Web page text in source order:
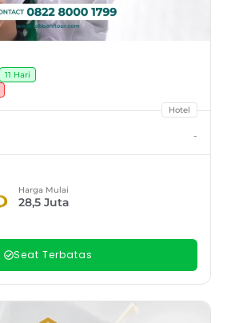
11 Hari
Hotel
-
Harga Mulai
28,5 Juta
Seat Terbatas